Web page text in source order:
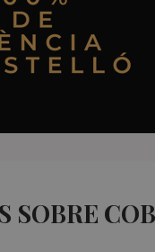
SOBRE